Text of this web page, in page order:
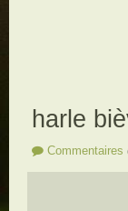
harle
Commentaires